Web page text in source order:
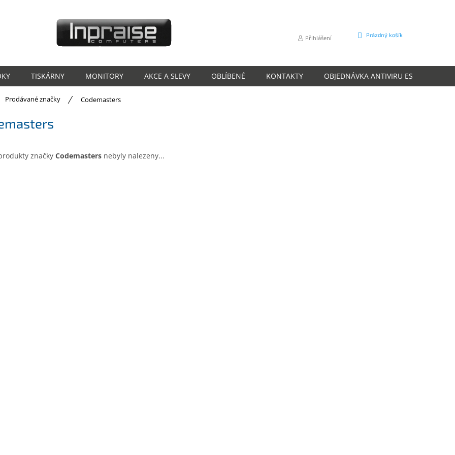
Přihlášení
NÁKUPNÍ
Prázdný košík
TISKÁRNY MONITORY AKCE A SLEVY OBLÍBENÉ KONTAKTY OBJEDNÁVKA ANTIVIRU ESET
Prodávané značky Codemasters
značky Codemasters nebyly nalezeny...